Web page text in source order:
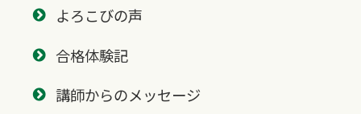
よろこびの声
合格体験記
講師からのメッセージ